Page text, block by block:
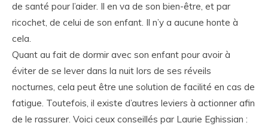
de santé pour l’aider. Il en va de son bien-être, et par
ricochet, de celui de son enfant. Il n’y a aucune honte à
cela.
Quant au fait de dormir avec son enfant pour avoir à
éviter de se lever dans la nuit lors de ses réveils
nocturnes, cela peut être une solution de facilité en cas de
fatigue. Toutefois, il existe d’autres leviers à actionner afin
de le rassurer. Voici ceux conseillés par Laurie Eghissian :